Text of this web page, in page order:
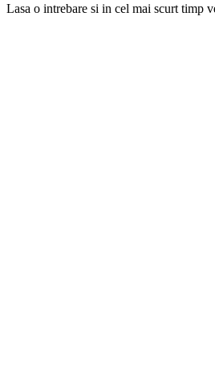
Lasa o intrebare si in cel mai scurt timp